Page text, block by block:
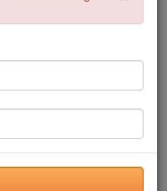
×
ou login não